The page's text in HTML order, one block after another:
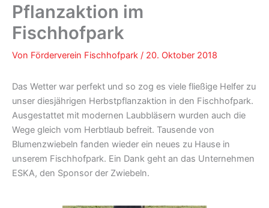
Pflanzaktion im
Fischhofpark
Von Förderverein Fischhofpark / 20. Oktober 2018
Das Wetter war perfekt und so zog es viele fließige Helfer zu
unser diesjährigen Herbstpflanzaktion in den Fischhofpark.
Ausgestattet mit modernen Laubbläsern wurden auch die
Wege gleich vom Herbtlaub befreit. Tausende von
Blumenzwiebeln fanden wieder ein neues zu Hause in
unserem Fischhofpark. Ein Dank geht an das Unternehmen
ESKA, den Sponsor der Zwiebeln.